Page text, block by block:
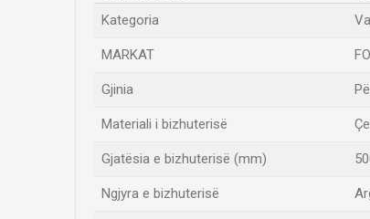
Kategoria
MARKAT
Gjinia
Materiali i bizhuterisë
Gjatësia e bizhuterisë (mm)
Ngjyra e bizhuterisë